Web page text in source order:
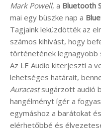
Mark Powell, a Bluetooth
mai egy büszke nap a
Tagjaink leküzdötték az
számos kihívást, hogy
történetének
Az LE Audio kiterjeszti a
lehetséges határait,
Auracastsugárzott audió
hangélményt ígér a
egymáshoz a barátokat
elérhetőbbé és